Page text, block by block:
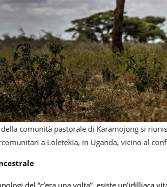
comunità pastorale di Karamojong si
a Loletekia, in Uganda, vicino al